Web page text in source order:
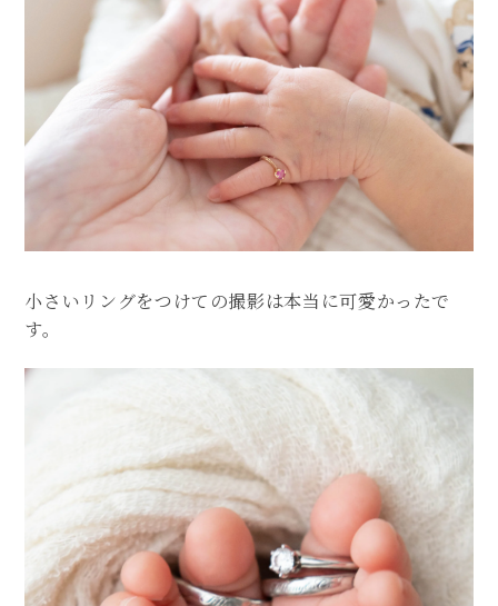
小さいリングをつけての撮影は本当に可愛かったで
す。